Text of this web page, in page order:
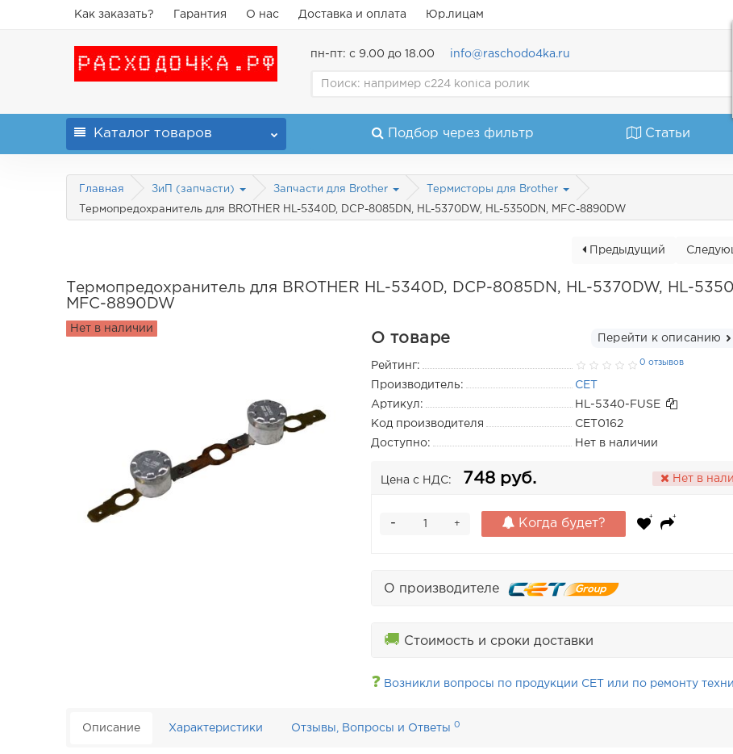
Как заказать? Гарантия О нас Доставка и оплата Юр.лицам
пн-пт: с 9.00 до 18.00 info@raschodo4ka.ru
Каталог товаров Подбор через фильтр Статьи
Главная ЗиП (запчасти) Запчасти для Brother Термисторы для Brother
Термопредохранитель для BROTHER HL-5340D, DCP-8085DN, HL-5370DW, HL-5350DN, MFC-8890DW
Предыдущий
Термопредохранитель для BROTHER HL-5340D, DCP-8085DN, HL-5370DW, HL-
MFC-8890DW
Нет в наличии
О товаре Перейти к описанию
Рейтинг: 0 отзывов
Производитель:
CET
Артикул:
HL-5340-FUSE
Код производителя
CET0162
Доступно:
Нет в наличии
Цена с НДС: 748 руб. Нет в
+
- Когда будет?
О производителе
🚚 Стоимость и сроки доставки
❓ Возникли вопросы по продукции CET или по ремонту
Описание Характеристики Отзывы, Вопросы и Ответы0